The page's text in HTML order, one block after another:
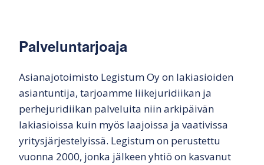
Palveluntarjoaja
Asianajotoimisto Legistum Oy on lakiasioiden
asiantuntija, tarjoamme liikejuridiikan ja
perhejuridiikan palveluita niin arkipäivän
lakiasioissa kuin myös laajoissa ja vaativissa
yritysjärjestelyissä. Legistum on perustettu
vuonna 2000, jonka jälkeen yhtiö on kasvanut